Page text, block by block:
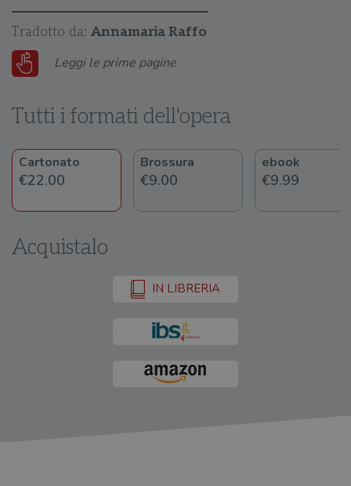
Tradotto da: Annamaria Raffo
Leggi le prime pagine
Tutti i formati dell'opera
Cartonato
€22.00
Brossura
€9.00
ebook
€9.99
Acquistalo
IN LIBRERIA